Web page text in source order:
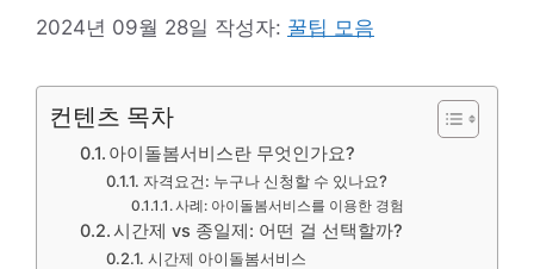
2024년 09월 28일 작성자: 꿀팁 모음
컨텐츠 목차
아이돌봄서비스란 무엇인가요?
자격요건: 누구나 신청할 수 있나요?
사례: 아이돌봄서비스를 이용한 경험
시간제 vs 종일제: 어떤 걸 선택할까?
시간제 아이돌봄서비스